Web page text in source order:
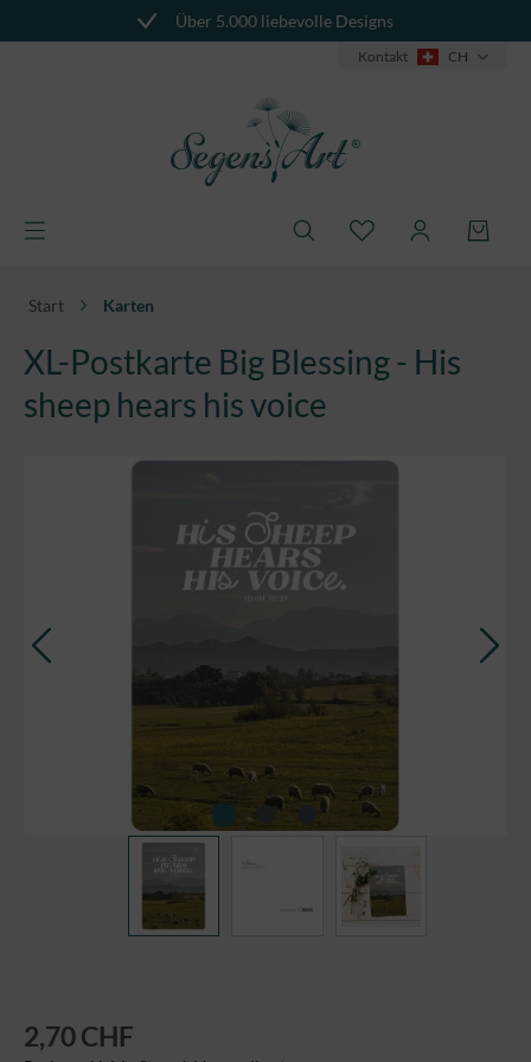
Über 5.000 liebevolle Designs
Kontakt CH
Start Karten
XL-Postkarte Big Blessing - His
sheep hears his voice
Bildergalerie überspringen
2,70 CHF